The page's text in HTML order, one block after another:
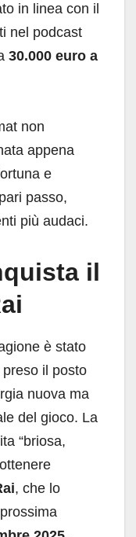
in linea con il
nel podcast
30.000 euro a
non
appena
e
passo,
più audaci.
il
è stato
il posto
nuova ma
del gioco. La
“briosa,
, che lo